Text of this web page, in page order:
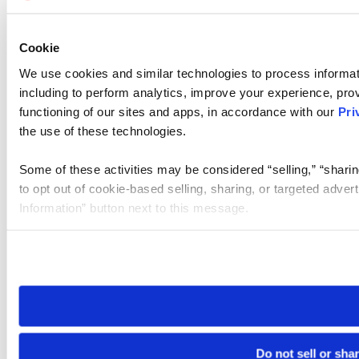
Cookie
We use cookies and similar technologies to process
including to perform analytics, improve your experience,
functioning of our sites and apps, in accordance with our
the use of these technologies.
Some of these activities may be considered “selling,”
to opt out of cookie-based selling, sharing, or targeted
Information” button next to this message.
need to be set again.
Do not sell or